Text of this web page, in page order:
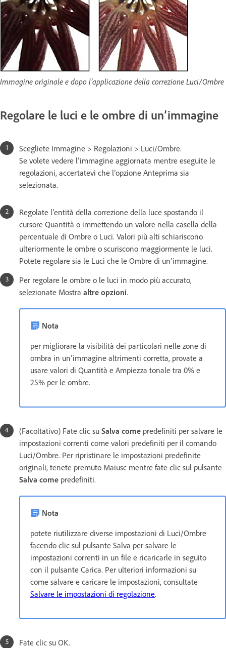
Immagine originale e dopo l’applicazione della correzione Luci/Ombre
Regolare le luci e le ombre di un’immagine
Scegliete Immagine > Regolazioni > Luci/Ombre.
Se volete vedere l’immagine aggiornata mentre eseguite le
regolazioni, accertatevi che l’opzione Anteprima sia
selezionata.
Regolate l’entità della correzione della luce spostando il
cursore Quantità o immettendo un valore nella casella della
percentuale di Ombre o Luci. Valori più alti schiariscono
ulteriormente le ombre o scuriscono maggiormente le luci.
Potete regolare sia le Luci che le Ombre di un’immagine.
Per regolare le ombre o le luci in modo più accurato,
selezionate Mostra altre opzioni.
Nota
per migliorare la visibilità dei particolari nelle zone di
ombra in un’immagine altrimenti corretta, provate a
usare valori di Quantità e Ampiezza tonale tra 0% e
25% per le ombre.
(Facoltativo) Fate clic su Salva come predefiniti per salvare le
impostazioni correnti come valori predefiniti per il comando
Luci/Ombre. Per ripristinare le impostazioni predefinite
originali, tenete premuto Maiusc mentre fate clic sul pulsante
Salva come predefiniti.
Nota
potete riutilizzare diverse impostazioni di Luci/Ombre
facendo clic sul pulsante Salva per salvare le
impostazioni correnti in un file e ricaricarle in seguito
con il pulsante Carica. Per ulteriori informazioni su
come salvare e caricare le impostazioni, consultate
Salvare le impostazioni di regolazione.
Fate clic su OK.